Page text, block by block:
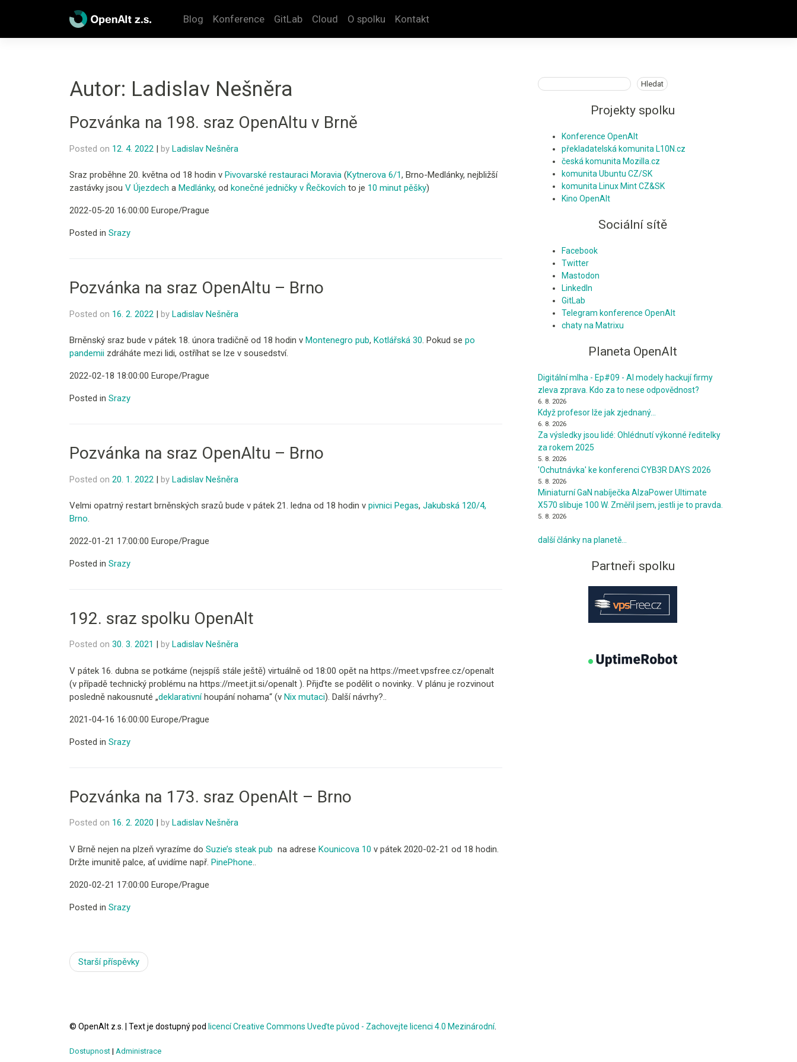
Blog Konference GitLab Cloud O spolku Kontakt
Autor: Ladislav Nešněra
Pozvánka na 198. sraz OpenAltu v Brně
Posted on 12. 4. 2022 | by Ladislav Nešněra
Sraz proběhne 20. května od 18 hodin v Pivovarské restauraci Moravia (Kytnerova 6/1, Brno-Medlánky, nejbližší
zastávky jsou V Újezdech a Medlánky, od konečné jedničky v Řečkovích to je 10 minut pěšky)
2022-05-20 16:00:00 Europe/Prague
Posted in Srazy
Pozvánka na sraz OpenAltu – Brno
Posted on 16. 2. 2022 | by Ladislav Nešněra
Brněnský sraz bude v pátek 18. února tradičně od 18 hodin v Montenegro pub, Kotlářská 30. Pokud se po
pandemii zdráháte mezi lidi, ostříhat se lze v sousedství.
2022-02-18 18:00:00 Europe/Prague
Posted in Srazy
Pozvánka na sraz OpenAltu – Brno
Posted on 20. 1. 2022 | by Ladislav Nešněra
Velmi opatrný restart brněnských srazů bude v pátek 21. ledna od 18 hodin v pivnici Pegas, Jakubská 120/4,
Brno.
2022-01-21 17:00:00 Europe/Prague
Posted in Srazy
192. sraz spolku OpenAlt
Posted on 30. 3. 2021 by Ladislav Nešněra
V pátek 16. dubna se potkáme (nejspíš stále ještě) virtuálně od 18:00 opět na https://meet.vpsfree.cz/openalt
(v případě technický problému na https://meet.jit.si/openalt ). Přijďte se podělit o novinky.. V plánu je rozvinout
posledně nakousnuté „deklarativníhoupání nohama“ (v Nix mutaci). Další návrhy?..
2021-04-16 16:00:00 Europe/Prague
Posted in Srazy
Pozvánka na 173. sraz OpenAlt – Brno
Posted on 16. 2. 2020 by Ladislav Nešněra
V Brně nejen na plzeň vyrazíme do Suzie’s steak pub na adrese Kounicova 10 v pátek 2020-02-21 od 18 hodin.
Držte imunitě palce, ať uvidíme např. PinePhone..
2020-02-21 17:00:00 Europe/Prague
Posted in Srazy
Navigace
Starší příspěvky
Hledat Hledat
Projekty spolku
Konference OpenAlt
překladatelská komunita L10N.cz
česká komunita Mozilla.cz
komunita Ubuntu CZ/SK
komunita Linux Mint CZ&SK
Kino OpenAlt
Sociální sítě
Facebook
Twitter
Mastodon
LinkedIn
GitLab
Telegram konference OpenAlt
chaty na Matrixu
Planeta OpenAlt
Digitální mlha - Ep#09 - AI modely hackují firmy
zleva zprava. Kdo za to nese odpovědnost?
6. 8. 2026
Když profesor lže jak zjednaný…
6. 8. 2026
Za výsledky jsou lidé: Ohlédnutí výkonné ředitelky
za rokem 2025
5. 8. 2026
'Ochutnávka' ke konferenci CYB3R DAYS 2026
5. 8. 2026
Miniaturní GaN nabíječka AlzaPower Ultimate
X570 slibuje 100 W. Změřil jsem, jestli je to pravda.
5. 8. 2026
další články na planetě…
Partneři spolku
© OpenAlt z.s. Text je dostupný pod licencí Creative Commons Uveďte původ - Zachovejte licenci 4.0 Mezinárodní.
Dostupnost | Administrace